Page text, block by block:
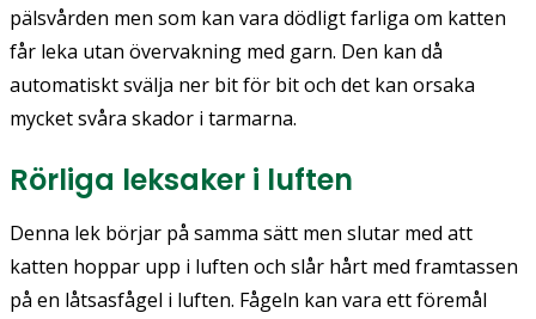
pälsvården men som kan vara dödligt farliga om katten
får leka utan övervakning med garn. Den kan då
automatiskt svälja ner bit för bit och det kan orsaka
mycket svåra skador i tarmarna.
Rörliga leksaker i luften
Denna lek börjar på samma sätt men slutar med att
katten hoppar upp i luften och slår hårt med framtassen
på en låtsasfågel i luften. Fågeln kan vara ett föremål